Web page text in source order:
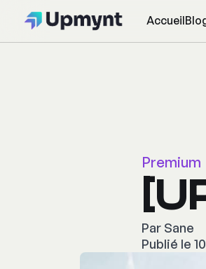
Accueil
Premium
Par Sane
Publié le